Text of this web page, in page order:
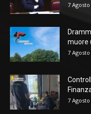
7 Agosto
muore
7 Agosto
7 Agosto